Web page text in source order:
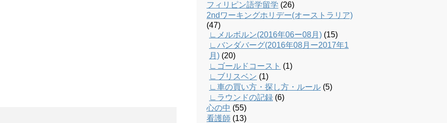
フィリピン語学留学 (26)
2ndワーキングホリデー(オーストラリア)
(47)
∟メルボルン(2016年06ー08月) (15)
∟バンダバーグ(2016年08月ー2017年1
月) (20)
∟ゴールドコースト (1)
∟ブリスベン (1)
∟車の買い方・探し方・ルール (5)
∟ラウンドの記録 (6)
心の中 (55)
看護師 (13)